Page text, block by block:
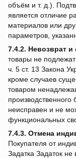
объём и т. д.).
является отличие
материалов или
параметров,
7.4.2. Невозврат и
товары не подлежат
ч. 5 ст. 13 Закона
кроме случаев
товаром
неисправен и не
функциональных
7.4.3. Отмена
Покупателя от
Задатка Задаток не